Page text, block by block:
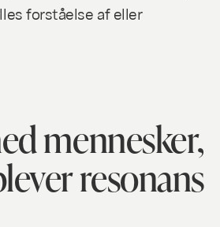
forståelse af eller
mennesker,
resonans